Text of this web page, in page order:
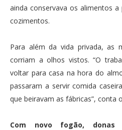
ainda conservava os alimentos
cozimentos.
Para além da vida privada, as
corriam a olhos vistos. “O
voltar para casa na hora do
passaram a servir comida
que beiravam as fábricas”, conta
Com novo fogão,